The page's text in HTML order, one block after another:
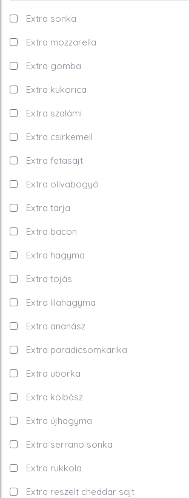
Extra sonka
Extra mozzarella
Extra gomba
Extra kukorica
Extra szalámi
Extra csirkemell
Extra fetasajt
Extra olivabogyó
Extra tarja
Extra bacon
Extra hagyma
Extra tojás
Extra lilahagyma
Extra ananász
Extra paradicsomkarika
Extra uborka
Extra kolbász
Extra újhagyma
Extra serrano sonka
Extra rukkola
Extra reszelt cheddar sajt